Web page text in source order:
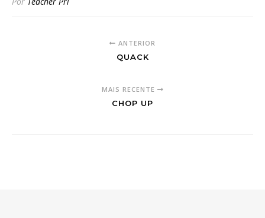
ANTERIOR
QUACK
MAIS RECENTE
CHOP UP